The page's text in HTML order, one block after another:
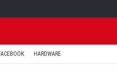
HARDWARE